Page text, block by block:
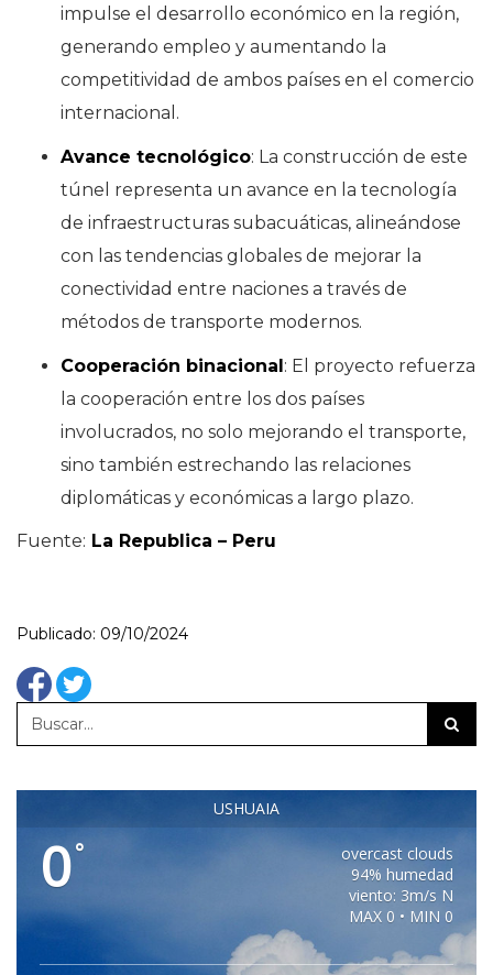
impulse el desarrollo económico en la región,
generando empleo y aumentando la
competitividad de ambos países en el comercio
internacional.
Avance tecnológico: La construcción de este
túnel representa un avance en la tecnología
de infraestructuras subacuáticas, alineándose
con las tendencias globales de mejorar la
conectividad entre naciones a través de
métodos de transporte modernos.
Cooperación binacional : El proyecto refuerza
la cooperación entre los dos países
involucrados, no solo mejorando el transporte,
sino también estrechando las relaciones
diplomáticas y económicas a largo plazo.
Fuente: La Republica – Peru
Publicado: 09/10/2024
USHUAIA
0°
overcast clouds
94% humedad
viento: 3m/s N
MAX 0 • MIN 0